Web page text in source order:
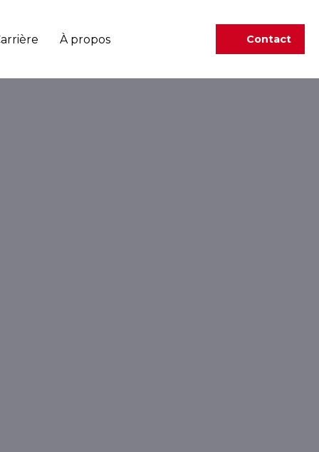
À propos Contact